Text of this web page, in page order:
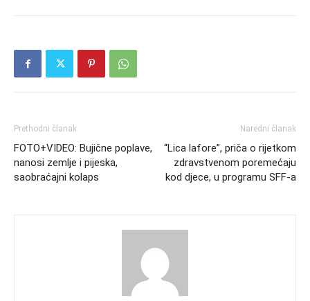
Prethodni članak
FOTO+VIDEO: Bujične poplave,
nanosi zemlje i pijeska,
saobraćajni kolaps
Naredni članak
“Lica lafore”, priča o rijetkom
zdravstvenom poremećaju
kod djece, u programu SFF-a